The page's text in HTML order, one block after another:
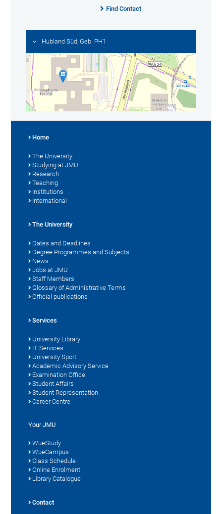
Find Contact
Hubland Süd, Geb. PH1
Home
The University
Studying at JMU
Research
Teaching
Institutions
International
The University
Dates and Deadlines
Degree Programmes and Subjects
News
Jobs at JMU
Staff Members
Glossary of Administrative Terms
Official publications
Services
University Library
IT Services
University Sport
Academic Advisory Service
Examination Office
Student Affairs
Student Representation
Career Centre
Your JMU
WueStudy
WueCampus
Class Schedule
Online Enrolment
Library Catalogue
Contact